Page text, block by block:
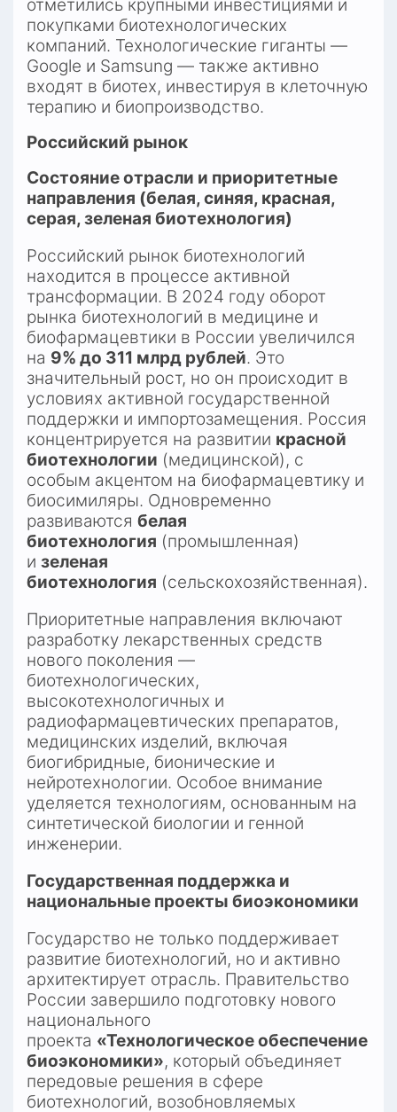
отметились крупными инвестициями и
покупками биотехнологических
компаний. Технологические гиганты —
Google и Samsung — также активно
входят в биотех, инвестируя в клеточную
терапию и биопроизводство.​
Российский рынок
Состояние отрасли и приоритетные
направления (белая, синяя, красная,
серая, зеленая биотехнология)
Российский рынок биотехнологий
находится в процессе активной
трансформации. В 2024 году оборот
рынка биотехнологий в медицине и
биофармацевтики в России увеличился
на 9% до 311 млрд рублей. Это
значительный рост, но он происходит в
условиях активной государственной
поддержки и импортозамещения. Россия
концентрируется на развитии красной
биотехнологии (медицинской), с
особым акцентом на биофармацевтику и
биосимиляры. Одновременно
развиваются белая
биотехнология (промышленная)
и зеленая
биотехнология (сельскохозяйственная).​
Приоритетные направления включают
разработку лекарственных средств
нового поколения —
биотехнологических,
высокотехнологичных и
радиофармацевтических препаратов,
медицинских изделий, включая
биогибридные, бионические и
нейротехнологии. Особое внимание
уделяется технологиям, основанным на
синтетической биологии и генной
инженерии.​
Государственная поддержка и
национальные проекты биоэкономики
Государство не только поддерживает
развитие биотехнологий, но и активно
архитектирует отрасль. Правительство
России завершило подготовку нового
национального
проекта «Технологическое обеспечение
биоэкономики», который объединяет
передовые решения в сфере
биотехнологий, возобновляемых